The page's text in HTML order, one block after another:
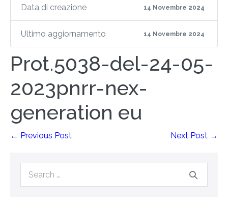
Data di creazione 14 Novembre 2024
Ultimo aggiornamento 14 Novembre 2024
Prot.5038-del-24-05-
2023pnrr-nex-
generation eu
← Previous Post Next Post →